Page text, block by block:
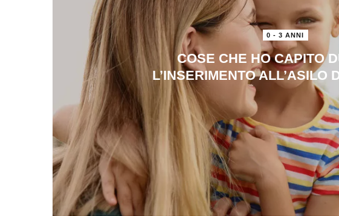
0 - 3 ANNI
COSE CHE HO CAPITO
L’INSERIMENTO ALL’ASILO